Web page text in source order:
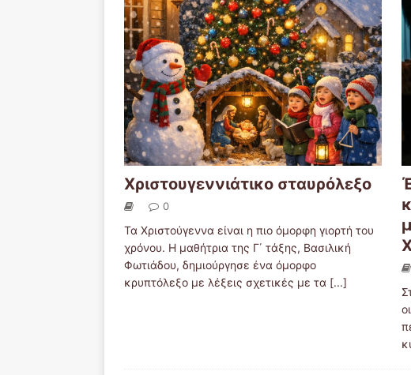
Χριστουγεννιάτικο σταυρόλεξο
0
Τα Χριστούγεννα είναι η πιο όμορφη γιορτή του
χρόνου. Η μαθήτρια της Γ΄ τάξης, Βασιλική
Φωτιάδου, δημιούργησε ένα όμορφο
κρυπτόλεξο με λέξεις σχετικές με τα [...]